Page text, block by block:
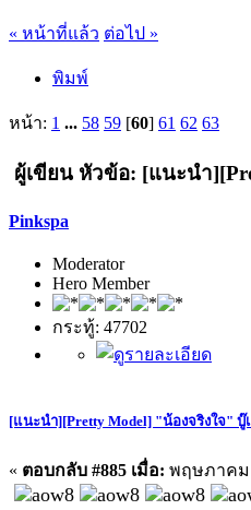
« หน้าที่แล้ว ต่อไป »
พิมพ์
หน้า: 1 ... 58 59 [60] 61 62 63
ผู้เขียน หัวข้อ: [แนะนำ
Pinkspa
Moderator
Hero Member
กระทู้: 47702
[แนะนำ][Pretty Model] "น้องจริงใจ"
« ตอบกลับ #885 เมื่อ: พฤษภาคม